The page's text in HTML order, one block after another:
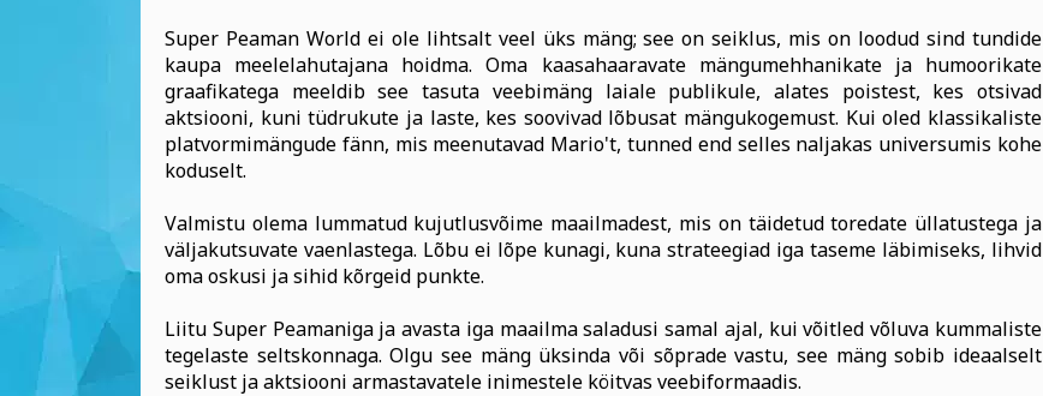
Super Peaman World ei ole lihtsalt veel üks mäng; see on seiklus, mis on loodud sind tundide
kaupa meelelahutajana hoidma. Oma kaasahaaravate mängumehhanikate ja humoorikate
graafikatega meeldib see tasuta veebimäng laiale publikule, alates poistest, kes otsivad
aktsiooni, kuni tüdrukute ja laste, kes soovivad lõbusat mängukogemust. Kui oled klassikaliste
platvormimängude fänn, mis meenutavad Mario't, tunned end selles naljakas universumis kohe
koduselt.
Valmistu olema lummatud kujutlusvõime maailmadest, mis on täidetud toredate üllatustega ja
väljakutsuvate vaenlastega. Lõbu ei lõpe kunagi, kuna strateegiad iga taseme läbimiseks, lihvid
oma oskusi ja sihid kõrgeid punkte.
Liitu Super Peamaniga ja avasta iga maailma saladusi samal ajal, kui võitled võluva kummaliste
tegelaste seltskonnaga. Olgu see mäng üksinda või sõprade vastu, see mäng sobib ideaalselt
seiklust ja aktsiooni armastavatele inimestele köitvas veebiformaadis.